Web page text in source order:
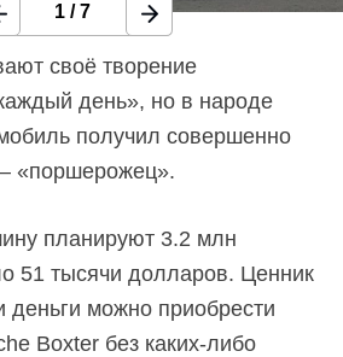
1 /7
своё творение
день», но в народе
получил совершенно
«поршерожец».
планируют 3.2 млн
51 тысячи долларов. Ценник
деньги можно приобрести
Boxter без каких-либо